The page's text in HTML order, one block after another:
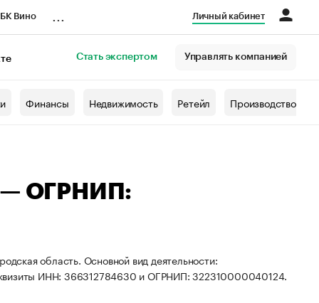
Вино Личный кабинет
Стать экспертом Управлять компанией
Финансы Недвижимость Ретейл Производство
— ОГРНИП:
область. Основной вид деятельности:
ИНН: 366312784630 и ОГРНИП: 322310000040124.